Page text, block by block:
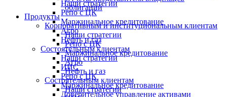
Наши стратегии
Репо с ЦК
Маржинальное кредитование
Агро
Нефть и газ
Состоятельным клиентам
Наши стратегии
ИИС
Репо с ЦК
Маржинальное кредитование
Доверительное управление активами
облигаций
Продукты
Корпоративным и институциональным клиентам
Наши стратегии
Репо с ЦК
Маржинальное кредитование
Агро
Нефть и газ
Состоятельным клиентам
Наши стратегии